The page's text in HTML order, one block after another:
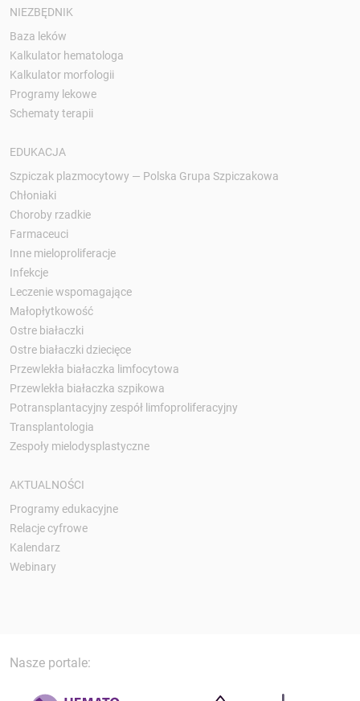
NIEZBĘDNIK
Baza leków
Kalkulator hematologa
Kalkulator morfologii
Programy lekowe
Schematy terapii
EDUKACJA
Szpiczak plazmocytowy — Polska Grupa Szpiczakowa
Chłoniaki
Choroby rzadkie
Farmaceuci
Inne mieloproliferacje
Infekcje
Leczenie wspomagające
Małopłytkowość
Ostre białaczki
Ostre białaczki dziecięce
Przewlekła białaczka limfocytowa
Przewlekła białaczka szpikowa
Potransplantacyjny zespół limfoproliferacyjny
Transplantologia
Zespoły mielodysplastyczne
AKTUALNOŚCI
Programy edukacyjne
Relacje cyfrowe
Kalendarz
Webinary
Nasze portale: